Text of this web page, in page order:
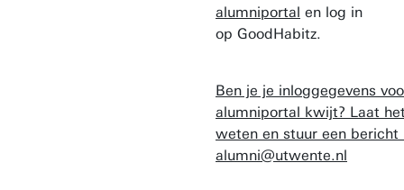
alumniportal en log in
op GoodHabitz.
Ben je je inloggegevens
alumniportal kwijt? Laat
weten en stuur een bericht
alumni@utwente.nl